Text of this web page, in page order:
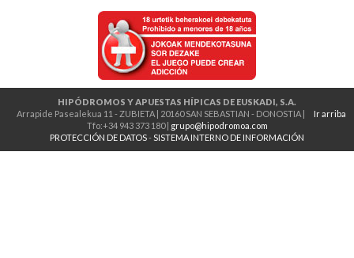
HIPÓDROMOS Y APUESTAS HÍPICAS DE EUSKADI, S.A.
Ir arriba
Arrapide Pasealekua 11 - ZUBIETA | 20160 SAN SEBASTIAN - DONOSTIA |
Tfo:+34 943 373 180 | grupo@hipodromoa.com
PROTECCIÓN DE DATOS-SISTEMA INTERNO DE INFORMACIÓN